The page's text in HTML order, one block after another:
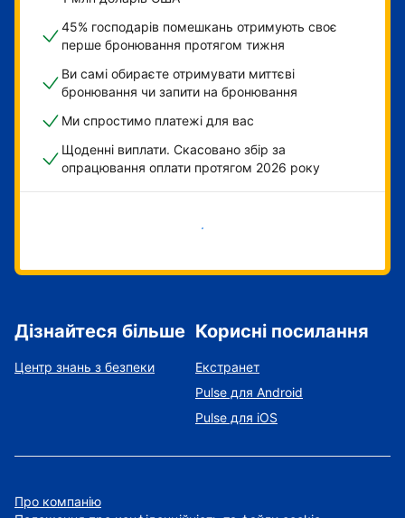
45% господарів помешкань отримують своє
перше бронювання протягом тижня
Ви самі обираєте отримувати миттєві
бронювання чи запити на бронювання
Ми спростимо платежі для вас
Щоденні виплати. Скасовано збір за
опрацювання оплати протягом 2026 року
Розпочати зараз
Дізнайтеся більше
Центр знань з безпеки
Корисні посилання
Екстранет
Pulse для Android
Pulse для iOS
Про компанію